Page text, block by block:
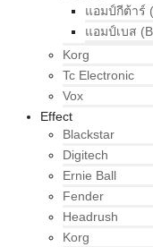
แอมป์กีต้าร์
แอมป์เบส
Korg
Tc Electronic
Vox
Effect
Blackstar
Digitech
Ernie Ball
Fender
Headrush
Korg